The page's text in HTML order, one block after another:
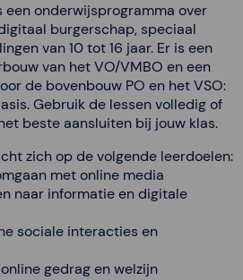
een onderwijsprogramma over
burgerschap, speciaal
van 10 tot 16 jaar. Er is een
van het VO/VMBO en een
de bovenbouw PO en het VSO:
Gebruik de lessen volledig of
beste aansluiten bij jouw klas.
zich op de volgende leerdoelen:
met online media
naar informatie en digitale
sociale interacties en
gedrag en welzijn